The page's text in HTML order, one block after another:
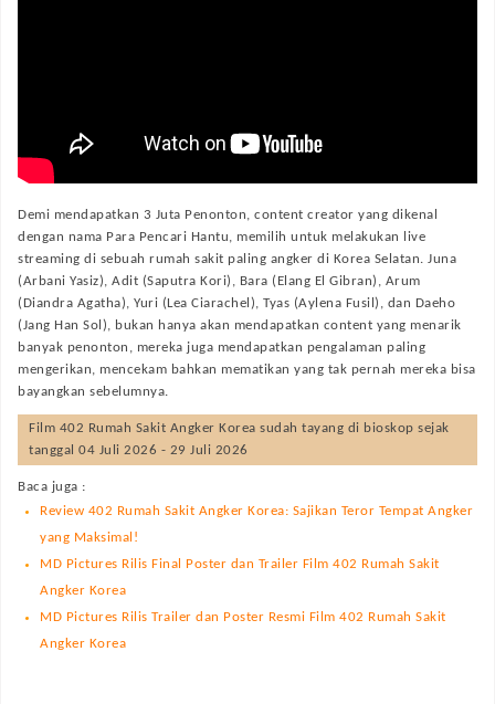
Demi mendapatkan 3 Juta Penonton, content creator yang dikenal
dengan nama Para Pencari Hantu, memilih untuk melakukan live
streaming di sebuah rumah sakit paling angker di Korea Selatan. Juna
(Arbani Yasiz), Adit (Saputra Kori), Bara (Elang El Gibran), Arum
(Diandra Agatha), Yuri (Lea Ciarachel), Tyas (Aylena Fusil), dan Daeho
(Jang Han Sol), bukan hanya akan mendapatkan content yang menarik
banyak penonton, mereka juga mendapatkan pengalaman paling
mengerikan, mencekam bahkan mematikan yang tak pernah mereka bisa
bayangkan sebelumnya.
Film 402 Rumah Sakit Angker Korea sudah tayang di bioskop sejak
tanggal 04 Juli 2026 - 29 Juli 2026
Baca juga :
Review 402 Rumah Sakit Angker Korea: Sajikan Teror Tempat Angker
yang Maksimal!
MD Pictures Rilis Final Poster dan Trailer Film 402 Rumah Sakit
Angker Korea
MD Pictures Rilis Trailer dan Poster Resmi Film 402 Rumah Sakit
Angker Korea